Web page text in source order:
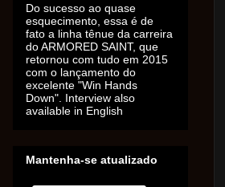
Do sucesso ao quase
esquecimento, essa é de
fato a linha tênue da carreira
do ARMORED SAINT, que
retornou com tudo em 2015
com o lançamento do
excelente "Win Hands
Down". Interview also
available in English
Mantenha-se atualizado